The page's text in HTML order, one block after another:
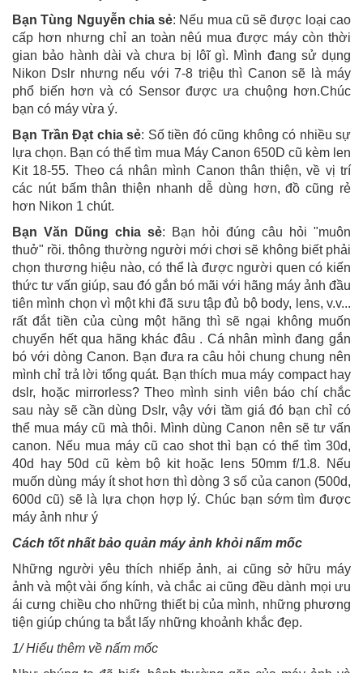
Bạn Tùng Nguyễn chia sẻ: Nếu mua cũ sẽ được loại cao
cấp hơn nhưng chỉ an toàn nêú mua được máy còn thời
gian bảo hành dài và chưa bị lôĩ gì. Mình đang sử dụng
Nikon Dslr nhưng nếu với 7-8 triệu thì Canon sẽ là máy
phổ biến hơn và có Sensor được ưa chuộng hơn.Chúc
bạn có máy vừa ý.
Bạn Trần Đạt chia sẻ: Số tiền đó cũng không có nhiều sự
lựa chọn. Bạn có thể tìm mua Máy Canon 650D cũ kèm len
Kit 18-55. Theo cá nhân mình Canon thân thiện, về vị trí
các nút bấm thân thiện nhanh dễ dùng hơn, đồ cũng rẻ
hơn Nikon 1 chút.
Bạn Văn Dũng chia sẻ: Bạn hỏi đúng câu hỏi "muôn
thuở" rồi. thông thường người mới chơi sẽ không biết phải
chọn thương hiệu nào, có thể là được người quen có kiến
thức tư vấn giúp, sau đó gắn bó mãi với hãng máy ảnh đầu
tiên mình chọn vì một khi đã sưu tập đủ bộ body, lens, v.v...
rất đắt tiền của cùng một hãng thì sẽ ngại không muốn
chuyển hết qua hãng khác đâu . Cá nhân mình đang gắn
bó với dòng Canon. Bạn đưa ra câu hỏi chung chung nên
mình chỉ trả lời tổng quát. Bạn thích mua máy compact hay
dslr, hoặc mirrorless? Theo mình sinh viên báo chí chắc
sau này sẽ cần dùng Dslr, vậy với tầm giá đó bạn chỉ có
thể mua máy cũ mà thôi. Mình dùng Canon nên sẽ tư vấn
canon. Nếu mua máy cũ cao shot thì bạn có thể tìm 30d,
40d hay 50d cũ kèm bộ kit hoặc lens 50mm f/1.8. Nếu
muốn dùng máy ít shot hơn thì dòng 3 số của canon (500d,
600d cũ) sẽ là lựa chọn hợp lý. Chúc bạn sớm tìm được
máy ảnh như ý
Cách tốt nhất bảo quản máy ảnh khỏi nấm mốc
Những người yêu thích nhiếp ảnh, ai cũng sở hữu máy
ảnh và một vài ống kính, và chắc ai cũng đều dành mọi ưu
ái cưng chiều cho những thiết bị của mình, những phương
tiện giúp chúng ta bắt lấy những khoảnh khắc đẹp.
1/ Hiểu thêm về nấm mốc